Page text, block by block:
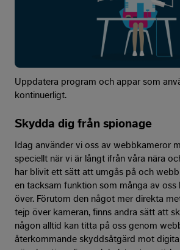
Uppdatera program och appar som
kontinuerligt.
Skydda dig från spionage
Idag använder vi oss av webbkameror
speciellt när vi är långt ifrån våra nära
har blivit ett sätt att umgås på och
en tacksam funktion som många av oss
över. Förutom den något mer direkta
tejp över kameran, finns andra sätt att
någon alltid kan titta på oss genom
återkommande skyddsåtgärd mot